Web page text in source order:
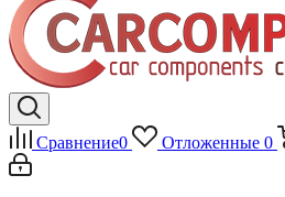
Сравнение0 Отложенные 0